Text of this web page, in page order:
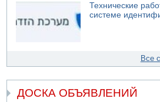
Технические
системе
Все
ДОСКА ОБЪЯВЛЕНИЙ